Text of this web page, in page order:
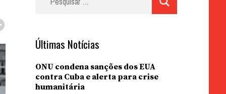
Últimas Notícias
ONU condena sanções dos EUA
contra Cuba e alerta para crise
humanitária